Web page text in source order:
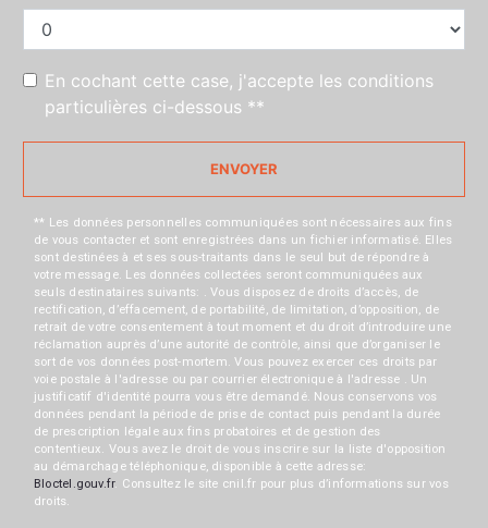
En cochant cette case, j'accepte les conditions
particulières ci-dessous **
ENVOYER
** Les données personnelles communiquées sont nécessaires aux fins
de vous contacter et sont enregistrées dans un fichier informatisé. Elles
sont destinées à et ses sous-traitants dans le seul but de répondre à
votre message. Les données collectées seront communiquées aux
seuls destinataires suivants: . Vous disposez de droits d’accès, de
rectification, d’effacement, de portabilité, de limitation, d’opposition, de
retrait de votre consentement à tout moment et du droit d’introduire une
réclamation auprès d’une autorité de contrôle, ainsi que d’organiser le
sort de vos données post-mortem. Vous pouvez exercer ces droits par
voie postale à l'adresse ou par courrier électronique à l'adresse . Un
justificatif d'identité pourra vous être demandé. Nous conservons vos
données pendant la période de prise de contact puis pendant la durée
de prescription légale aux fins probatoires et de gestion des
contentieux. Vous avez le droit de vous inscrire sur la liste d'opposition
au démarchage téléphonique, disponible à cette adresse:
Bloctel.gouv.fr. Consultez le site cnil.fr pour plus d’informations sur vos
droits.